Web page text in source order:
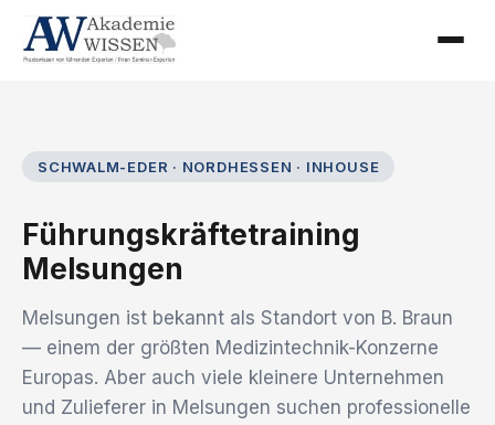
SCHWALM-EDER · NORDHESSEN · INHOUSE
Führungskräftetraining
Melsungen
Melsungen ist bekannt als Standort von B. Braun
— einem der größten Medizintechnik-Konzerne
Europas. Aber auch viele kleinere Unternehmen
und Zulieferer in Melsungen suchen professionelle